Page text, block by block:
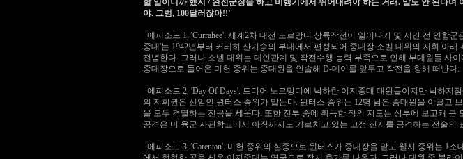
할 일이니까 했지 / 완전군장을 하고 비행기에서 뛰어내려야 하는 거래. 말도 안 된다
야. 그럼, 100달러잖아!!"
에피소드 1, 'Currahee'. 세계2차 대전 노르망디 상륙작전이 일어나기 몇 시간 전 연합
중대'는 1942년부터 커레히 산기슭의 부대에서 편성되어 중대장 소벨 대위의 지휘 아
전념한다. 그러나 소벨 대위는 대인관계 및 작전수행 능력 부족으로 인해 부대원들 사
중대장으로 들어온 미헌 중위는 중대원을 인솔해 D-데이를 앞두고 작전을 향해 떠난다.
에피소드 2, 'Day Of Days'. 드디어 노르망디에 낙하한 이지중대 대원들이지만 낙하
의 지휘권은 선임인 윈터스 중위가 맡는다. 윈터스 중위는 12명 남은 중대원을 이끌고
을 모두 격멸하는 전공을 세운다. 또한 전투 중에 획득한 적의 지도는 상부에 보고돼
공격은 미 육군 사관학교에서 아직까지도 가르치고 있는 고정 진지를 공격하는 전술의
에피소드 3, 'Carentan'. 미헌 중위의 실종으로 윈터스가 중대장을 맡고 웰시 중위는 1